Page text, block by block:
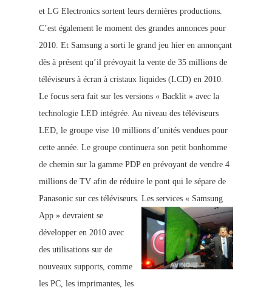
et LG Electronics sortent leurs dernières productions.
C’est également le moment des grandes annonces pour
2010. Et Samsung a sorti le grand jeu hier en annonçant
dès à présent qu’il prévoyait la vente de 35 millions de
téléviseurs à écran à cristaux liquides (LCD) en 2010.
Le focus sera fait sur les versions « Backlit » avec la
technologie LED intégrée. Au niveau des téléviseurs
LED, le groupe vise 10 millions d’unités vendues pour
cette année. Le groupe continuera son petit bonhomme
de chemin sur la gamme PDP en prévoyant de vendre 4
millions de TV afin de réduire le pont qui le sépare de
Panasonic sur ces téléviseurs. Les services « Samsung
App » devraient se
développer en 2010 avec
des utilisations sur de
nouveaux supports, comme
les PC, les imprimantes, les